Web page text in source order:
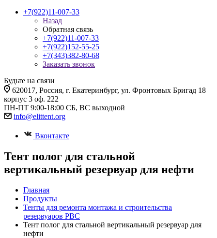
+7(922)11-007-33
Назад
Обратная связь
+7(922)11-007-33
+7(922)152-55-25
+7(343)382-80-68
Заказать звонок
Будьте на связи
620017, Россия, г. Екатеринбург, ул. Фронтовых Бригад 18
корпус 3 оф. 222
ПН-ПТ 9:00-18:00 СБ, ВС выходной
info@elittent.org
Вконтакте
Тент полог для стальной
вертикальный резервуар для нефти
Главная
Продукты
Тенты для ремонта монтажа и строительства
резервуаров РВС
Тент полог для стальной вертикальный резервуар для
нефти